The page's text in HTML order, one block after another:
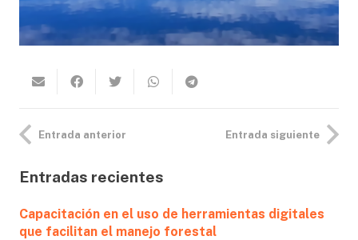
Entrada anterior Entrada siguiente
Entradas recientes
Capacitación en el uso de herramientas digitales
que facilitan el manejo forestal